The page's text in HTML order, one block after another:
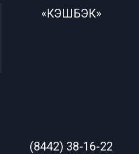
«КЭШБЭК»
(8442) 38-16-22